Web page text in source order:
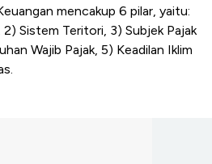
mencakup 6 pilar, yaitu:
Sistem Teritori, 3) Subjek Pajak
Wajib Pajak, 5) Keadilan Iklim